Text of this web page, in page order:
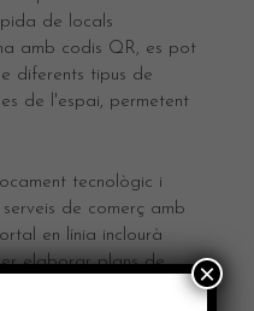
de locals
amb codis QR, es pot
diferents tipus de
de l'espai, permetent
tecnològic i
de comerç amb
en línia inclourà
elaborar plans de
del local i al mix
×